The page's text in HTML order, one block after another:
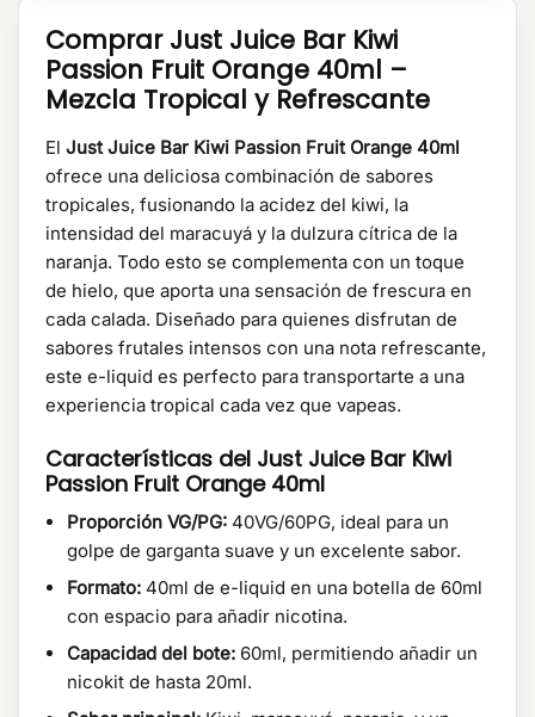
Comprar Just Juice Bar Kiwi
Passion Fruit Orange 40ml –
Mezcla Tropical y Refrescante
El Just Juice Bar Kiwi Passion Fruit Orange 40ml
ofrece una deliciosa combinación de sabores
tropicales, fusionando la acidez del kiwi, la
intensidad del maracuyá y la dulzura cítrica de la
naranja. Todo esto se complementa con un toque
de hielo, que aporta una sensación de frescura en
cada calada. Diseñado para quienes disfrutan de
sabores frutales intensos con una nota refrescante,
este e-liquid es perfecto para transportarte a una
experiencia tropical cada vez que vapeas.
Características del Just Juice Bar Kiwi
Passion Fruit Orange 40ml
Proporción VG/PG: 40VG/60PG, ideal para un
golpe de garganta suave y un excelente sabor.
Formato: 40ml de e-liquid en una botella de 60ml
con espacio para añadir nicotina.
Capacidad del bote: 60ml, permitiendo añadir un
nicokit de hasta 20ml.